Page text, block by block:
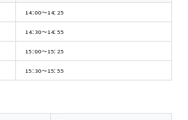
14：00～14：25
14：30～14：55
15：00～15：25
15：30～15：55